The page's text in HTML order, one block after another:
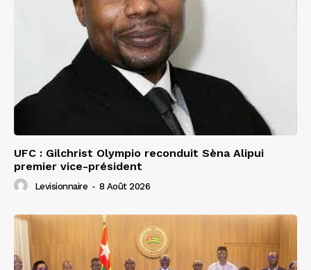
UFC : Gilchrist Olympio reconduit Sèna Alipui
premier vice-président
Levisionnaire - 8 Août 2026